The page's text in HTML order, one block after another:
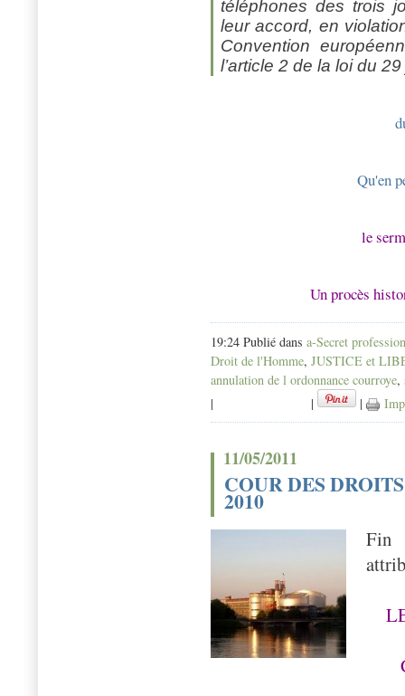
téléphones des trois
leur accord, en
Convention
l’article 2 de la loi du
Qu'en
le
Un procès
19:24 Publié dans a-Secret
Droit de l'Homme, JUSTICE et
annulation de l ordonnance courroye,
|
| |
11/05/2011
COUR DES
2010
Fin